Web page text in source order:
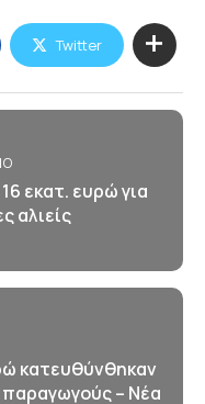
Twitter
εκατ. ευρώ για
αλιείς
κατευθύνθηκαν
– Νέα